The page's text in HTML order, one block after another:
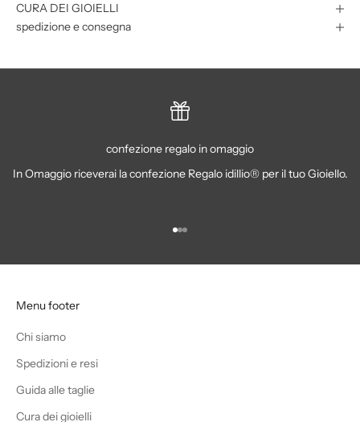
CURA DEI GIOIELLI
spedizione e consegna
confezione regalo in omaggio
In Omaggio riceverai la confezione Regalo idillio® per il tuo Gioiello.
Vai all'articolo 1
Vai all'articolo 2
Vai all'articolo 3
Menu footer
Chi siamo
Spedizioni e resi
Guida alle taglie
Cura dei gioielli